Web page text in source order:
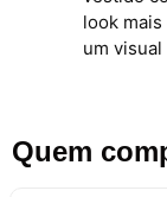
look
um
Quem